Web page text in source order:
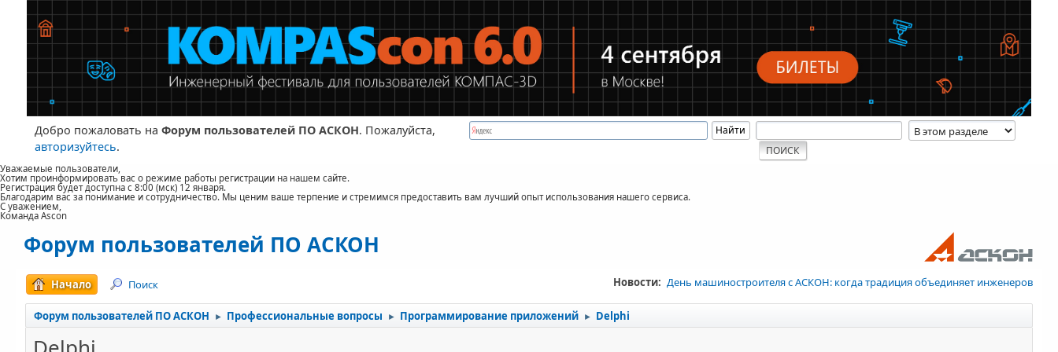
Добро пожаловать на Форум пользователей ПО АСКОН. Пожалуйста,
авторизуйтесь.
Уважаемые пользователи,
Хотим проинформировать вас о режиме работы регистрации на нашем сайте.
Регистрация будет доступна с 8:00 (мск) 12 января.
Благодарим вас за понимание и сотрудничество. Мы ценим ваше терпение и стремимся предоставить вам лучший опыт использования нашего сервиса.
С уважением,
Команда Ascon
Форум пользователей ПО АСКОН
Новости: День машиностроителя с АСКОН: когда традиция объединяет инженеров
Начало Поиск
Форум пользователей ПО АСКОН ► Профессиональные вопросы ► Программирование приложений ► Delphi